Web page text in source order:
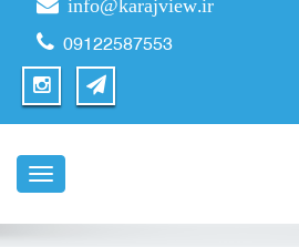
info@karajview.ir
09122587553
ناوبری